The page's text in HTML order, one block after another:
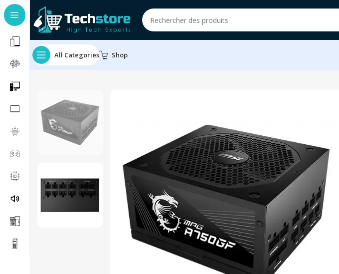
All Categories Shop